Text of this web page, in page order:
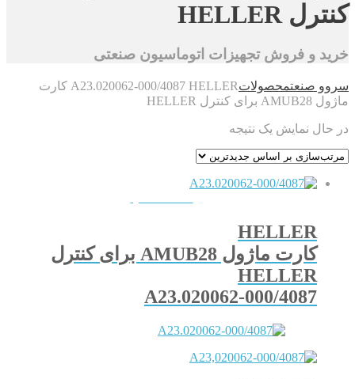
کنترل HELLER
خرید و فروش تجهیزات اتوماسیون صنعتی
سروو صنعتمحصولات
A23.020062-000/4087 HELLER کارت
ماژول AMUB28 برای کنترل HELLER
در حال نمایش یک نتیجه
HELLER
کارت ماژول AMUB28 برای کنترل
HELLER
A23.020062-000/4087